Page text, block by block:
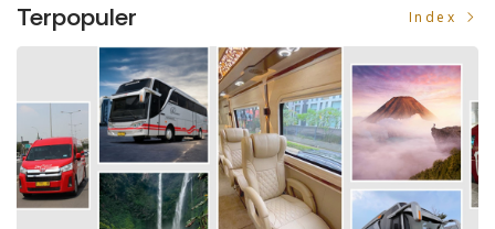
Terpopuler Index